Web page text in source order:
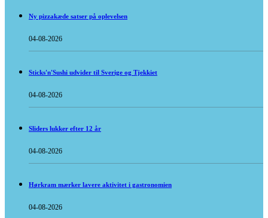
Ny pizzakæde satser på oplevelsen
04-08-2026
Sticks'n'Sushi udvider til Sverige og Tjekkiet
04-08-2026
Sliders lukker efter 12 år
04-08-2026
Hørkram mærker lavere aktivitet i gastronomien
04-08-2026